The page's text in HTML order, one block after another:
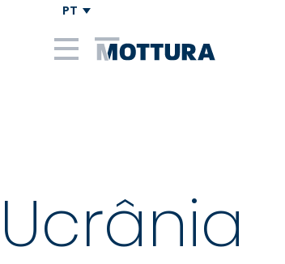
PT
Ucrânia